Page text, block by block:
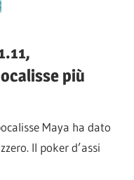
più
Maya ha dato
Il poker d’assi